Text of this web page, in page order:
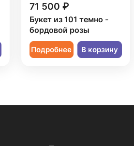
71 500 ₽
Букет из 101 темно -
бордовой розы
Подробнее В корзину